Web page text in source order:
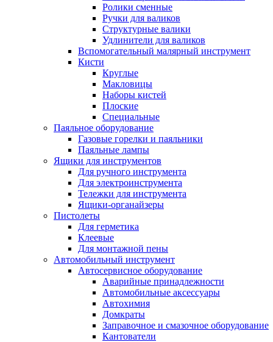
Ролики сменные
Ручки для валиков
Структурные валики
Удлинители для валиков
Вспомогательный малярный инструмент
Кисти
Круглые
Макловицы
Наборы кистей
Плоские
Специальные
Паяльное оборудование
Газовые горелки и паяльники
Паяльные лампы
Ящики для инструментов
Для ручного инструмента
Для электроинструмента
Тележки для инструмента
Ящики-органайзеры
Пистолеты
Для герметика
Клеевые
Для монтажной пены
Автомобильный инструмент
Автосервисное оборудование
Аварийные принадлежности
Автомобильные аксессуары
Автохимия
Домкраты
Заправочное и смазочное оборудование
Кантователи